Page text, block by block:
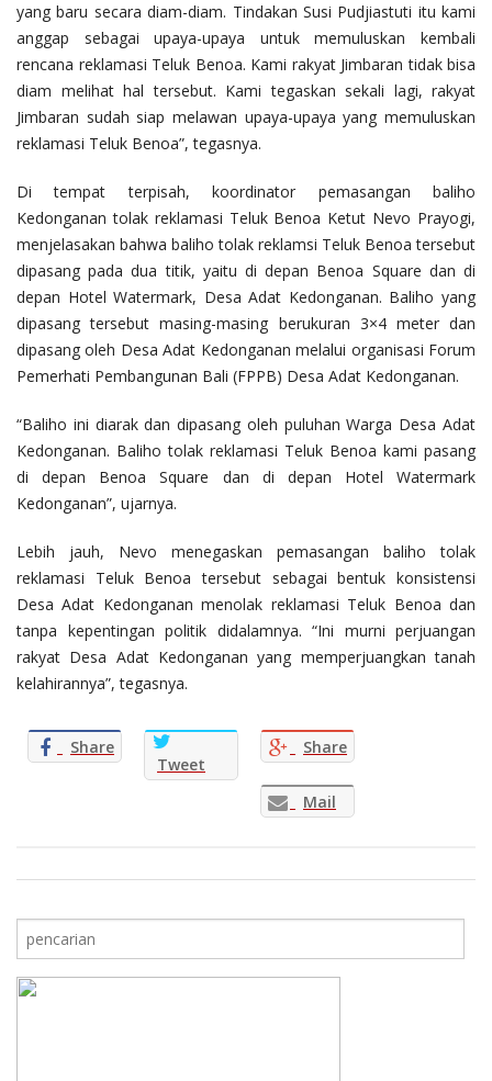
yang baru secara diam-diam. Tindakan Susi Pudjiastuti itu kami
anggap sebagai upaya-upaya untuk memuluskan kembali
rencana reklamasi Teluk Benoa. Kami rakyat Jimbaran tidak bisa
diam melihat hal tersebut. Kami tegaskan sekali lagi, rakyat
Jimbaran sudah siap melawan upaya-upaya yang memuluskan
reklamasi Teluk Benoa”, tegasnya.
Di tempat terpisah, koordinator pemasangan baliho
Kedonganan tolak reklamasi Teluk Benoa Ketut Nevo Prayogi,
menjelasakan bahwa baliho tolak reklamsi Teluk Benoa tersebut
dipasang pada dua titik, yaitu di depan Benoa Square dan di
depan Hotel Watermark, Desa Adat Kedonganan. Baliho yang
dipasang tersebut masing-masing berukuran 3×4 meter dan
dipasang oleh Desa Adat Kedonganan melalui organisasi Forum
Pemerhati Pembangunan Bali (FPPB) Desa Adat Kedonganan.
“Baliho ini diarak dan dipasang oleh puluhan Warga Desa Adat
Kedonganan. Baliho tolak reklamasi Teluk Benoa kami pasang
di depan Benoa Square dan di depan Hotel Watermark
Kedonganan”, ujarnya.
Lebih jauh, Nevo menegaskan pemasangan baliho tolak
reklamasi Teluk Benoa tersebut sebagai bentuk konsistensi
Desa Adat Kedonganan menolak reklamasi Teluk Benoa dan
tanpa kepentingan politik didalamnya. “Ini murni perjuangan
rakyat Desa Adat Kedonganan yang memperjuangkan tanah
kelahirannya”, tegasnya.
Share
Tweet
Share
Mail